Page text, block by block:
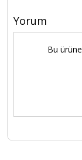
Yorum
Bu